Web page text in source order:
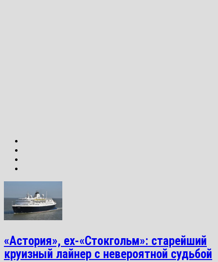
«Астория», ex-«Стокгольм»: старейший
круизный лайнер с невероятной судьбой